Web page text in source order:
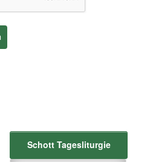
Schott Tagesliturgie